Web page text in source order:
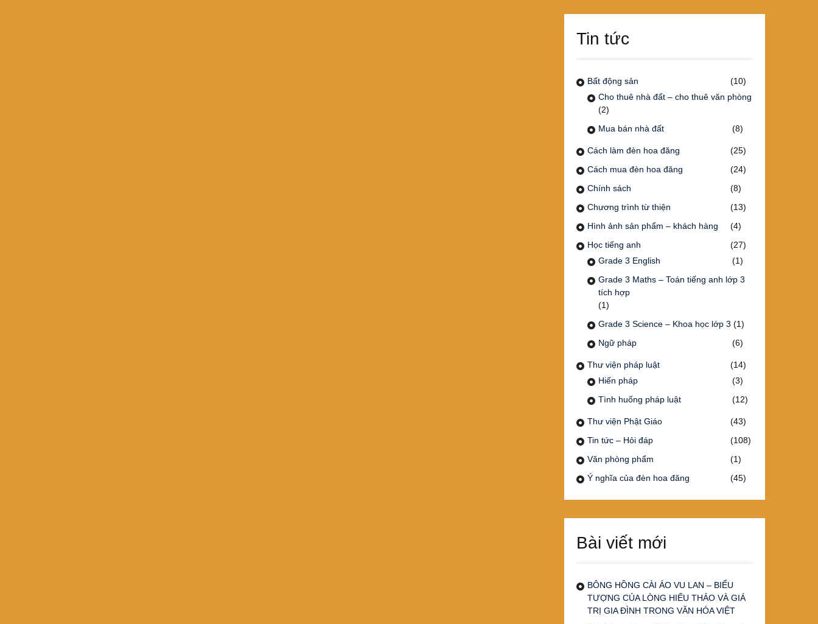
Tin tức
Bất động sản
(10)
Cho thuê nhà đất – cho thuê văn phòng
(2)
Mua bán nhà đất
(8)
Cách làm đèn hoa đăng
(25)
Cách mua đèn hoa đăng
(24)
Chính sách
(8)
Chương trình từ thiện
(13)
Hình ảnh sản phẩm – khách hàng
(4)
Học tiếng anh
(27)
Grade 3 English
(1)
Grade 3 Maths – Toán tiếng anh lớp 3
tích hợp
(1)
Grade 3 Science – Khoa học lớp 3 (1)
Ngữ pháp
(6)
Thư viện pháp luật
(14)
Hiến pháp
(3)
Tình huống pháp luật
(12)
Thư viện Phật Giáo
(43)
Tin tức – Hỏi đáp
(108)
Văn phòng phẩm
(1)
Ý nghĩa của đèn hoa đăng
(45)
Bài viết mới
BÔNG HỒNG CÀI ÁO VU LAN – BIỂU
TƯỢNG CỦA LÒNG HIẾU THẢO VÀ GIÁ
TRỊ GIA ĐÌNH TRONG VĂN HÓA VIỆT